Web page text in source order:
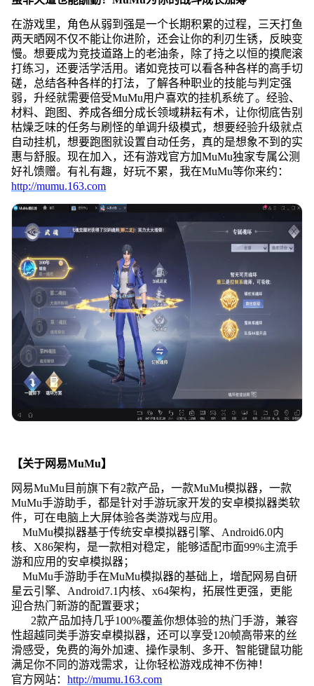
在游戏里，角色从弱到强是一个长期积累的过程，三天打鱼
两天晒网不仅不能让你进阶，还会让你的利刃生锈，反映变
慢。想要成为竞技道路上的老油条，除了持之以恒的摸爬滚
打练习，还要活学活用。诸如竞技可以看各种各样的高手切
磋，总结各种各样的打法，了解各种职业的技能与判定强
弱，升经就需要倍受MuMu用户喜欢的挂机系统了。经验、
材料、跑图、养成各细分成长领域耕耘有术，让你彻底告别
枯燥乏味的任务与刷怪的单调升级模式，想要经验升级就点
自动挂机，想要跑图就设置自动任务，真的是想象不到的实
惠与舒服。现在加入，还有游戏官方加MuMu独家专属公测
好礼馈赠。有礼有趣，好玩不累，我在MuMu等你来约：
http://mumu.163.com
【关于网易MuMu】
网易MuMu目前旗下有2款产品，一款MuMu模拟器，一款
MuMu手游助手，都是针对手游玩家开发的安卓模拟器类软
件，可在电脑上大屏体验各类游戏与应用。
MuMu模拟器基于传统安卓模拟器引擎、Android6.0内
核、X86架构，是一款相对稳定，能够适配市面99%主流手
游和应用的安卓模拟器；
MuMu手游助手在MuMu模拟器的基础上，增配网易自研
星云引擎、Android7.1内核、x64架构，拓展性更强，更能
迎合热门新游的配置要求；
2款产品加持几乎100%覆盖你想体验的热门手游，兼容
性超越同类手游安卓模拟器，还可以享受120帧高带来的丝
滑感受，免费的海外加速、操作录制、多开、智能键鼠功能
满足你不同的游戏需求，让你轻松游戏成神不伤神！
官方网站： http://mumu.163.com